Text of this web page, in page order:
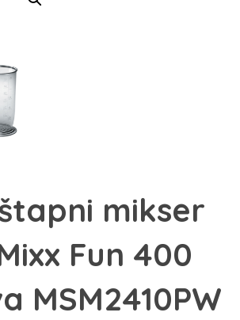
mikser
Fun 400
MSM2410PW